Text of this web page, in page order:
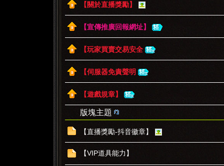
【關於直播獎勵】
【宣傳推廣回報網址】
【玩家買賣交易安全
【伺服器免責聲明
【遊戲規章】
版塊主題
【直播獎勵-抖音徽章】
【VIP道具能力】